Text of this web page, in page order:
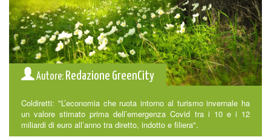
Autore: Redazione GreenCity
Coldiretti: "L’economia che ruota intorno al turismo invernale ha
un valore stimato prima dell’emergenza Covid tra i 10 e i 12
miliardi di euro all’anno tra diretto, indotto e filiera".